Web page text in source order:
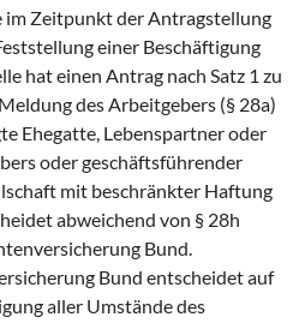
im Zeitpunkt der Antragstellung
einer Beschäftigung
hat einen Antrag nach Satz 1 zu
des Arbeitgebers (§ 28a)
Ehegatte, Lebenspartner oder
oder geschäftsführender
mit beschränkter Haftung
abweichend von § 28h
Bund.
Bund entscheidet auf
aller Umstände des